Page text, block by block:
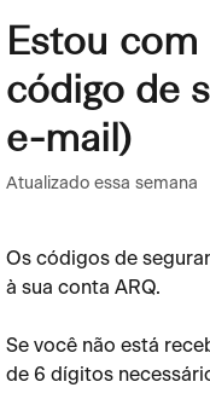
Estou com
código de
e-mail)
Atualizado essa semana
Os códigos de
à sua conta ARQ.
Se você não está
de 6 dígitos